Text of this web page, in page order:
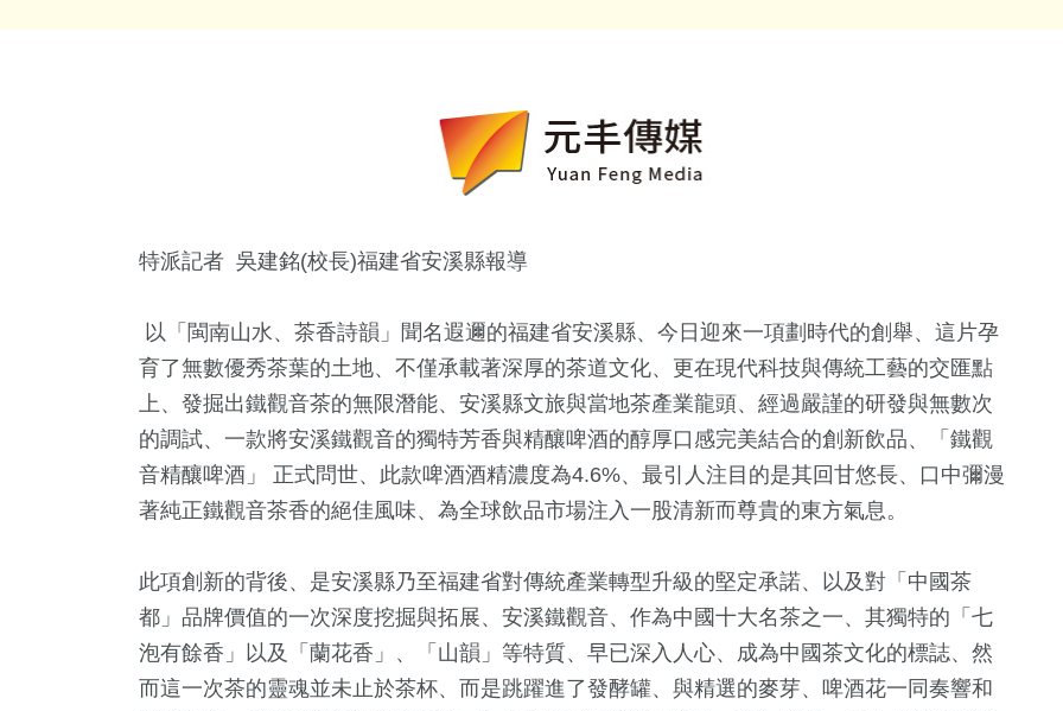
特派記者 吳建銘(校長)福建省安溪縣報導
以「閩南山水、茶香詩韻」聞名遐邇的福建省安溪縣、今日迎來一項劃時代的創舉、這片孕
育了無數優秀茶葉的土地、不僅承載著深厚的茶道文化、更在現代科技與傳統工藝的交匯點
上、發掘出鐵觀音茶的無限潛能、安溪縣文旅與當地茶產業龍頭、經過嚴謹的研發與無數次
的調試、一款將安溪鐵觀音的獨特芳香與精釀啤酒的醇厚口感完美結合的創新飲品、「鐵觀
音精釀啤酒」 正式問世、此款啤酒酒精濃度為4.6%、最引人注目的是其回甘悠長、口中彌漫
著純正鐵觀音茶香的絕佳風味、為全球飲品市場注入一股清新而尊貴的東方氣息。
此項創新的背後、是安溪縣乃至福建省對傳統產業轉型升級的堅定承諾、以及對「中國茶
都」品牌價值的一次深度挖掘與拓展、安溪鐵觀音、作為中國十大名茶之一、其獨特的「七
泡有餘香」以及「蘭花香」、「山韻」等特質、早已深入人心、成為中國茶文化的標誌、然
而這一次茶的靈魂並未止於茶杯、而是跳躍進了發酵罐、與精選的麥芽、啤酒花一同奏響和
+
兩岸佛教文化交
9+
2024總統大選
46+
美食
8+
海峽論壇專區
0+
2023金鐘獎
262+
旅遊
318
財經及消費